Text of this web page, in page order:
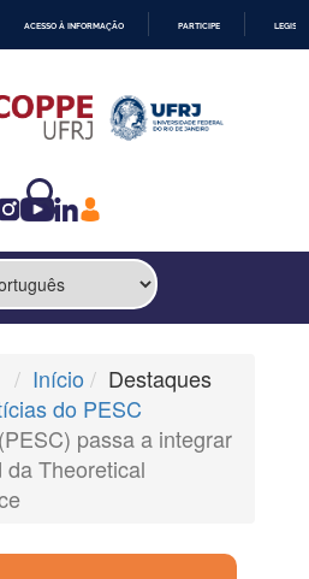
CONTEÚDO
ACESSO À INFORMAÇÃO PARTICIPE
Início
Destaques
do PESC
passa a integrar
Theoretical